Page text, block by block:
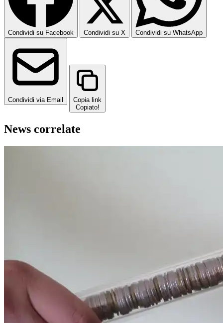
Condividi su Facebook Condividi su X Condividi su WhatsApp
Condividi via Email
Copia link
Copiato!
News correlate